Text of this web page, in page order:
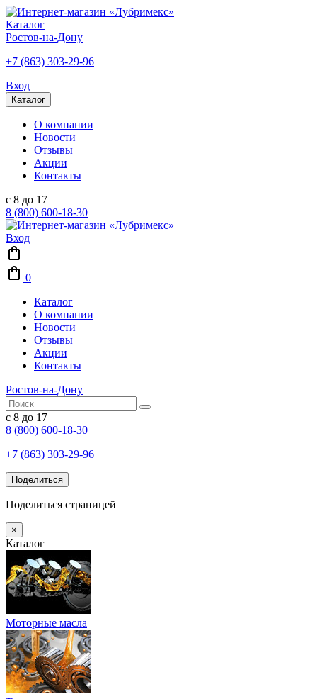
Каталог
Ростов-на-Дону
+7 (863) 303-29-96
Вход
Каталог
О компании
Новости
Отзывы
Акции
Контакты
с 8 до 17
8 (800) 600-18-30
Вход
0
Каталог
О компании
Новости
Отзывы
Акции
Контакты
Ростов-на-Дону
с 8 до 17
8 (800) 600-18-30
+7 (863) 303-29-96
Поделиться
Поделиться страницей
×
Каталог
Моторные масла